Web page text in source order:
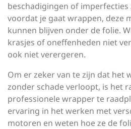
beschadigingen of
voordat je gaat wrappen, deze
kunnen blijven onder de folie.
krasjes of oneffenheden niet
ook niet verergeren.
Om er zeker van te zijn dat het
zonder schade verloopt, is het
professionele wrapper te
ervaring in het werken met
motoren en weten hoe ze de